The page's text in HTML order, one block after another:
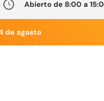
Abierto de 8:00 a
de agosto